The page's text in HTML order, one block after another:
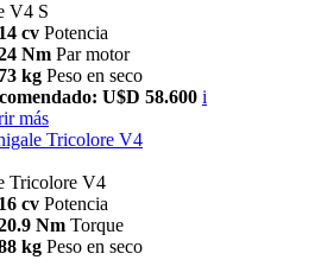
V4 S
cv Potencia
Nm Par motor
kg Peso en seco
U$D 58.600 i
más
Tricolore V4
Tricolore V4
cv Potencia
Nm Torque
kg Peso en seco